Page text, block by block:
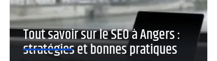
Tout savoir sur le SEO à Angers :
stratégies et bonnes pratiques